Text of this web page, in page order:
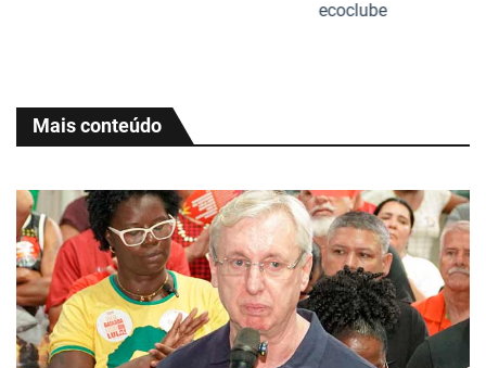
ecoclube
Mais conteúdo